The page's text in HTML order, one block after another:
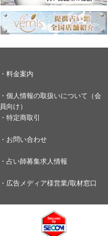
・料金案内
・個人情報の取扱いについて（会
員向け）
・特定商取引
・お問い合わせ
・占い師募集求人情報
・広告メディア様営業/取材窓口